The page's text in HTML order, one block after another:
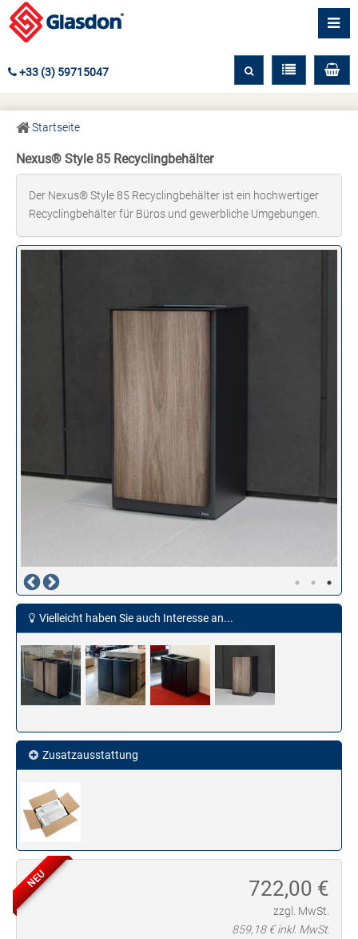
+33 (3) 59715047
Startseite
Nexus® Style 85 Recyclingbehälter
Der Nexus® Style 85 Recyclingbehälter ist ein hochwertiger
Recyclingbehälter für Büros und gewerbliche Umgebungen.
Vielleicht haben Sie auch Interesse an...
Zusatzausstattung
NEU 722,00 €
zzgl. MwSt.
859,18€ inkl. MwSt.